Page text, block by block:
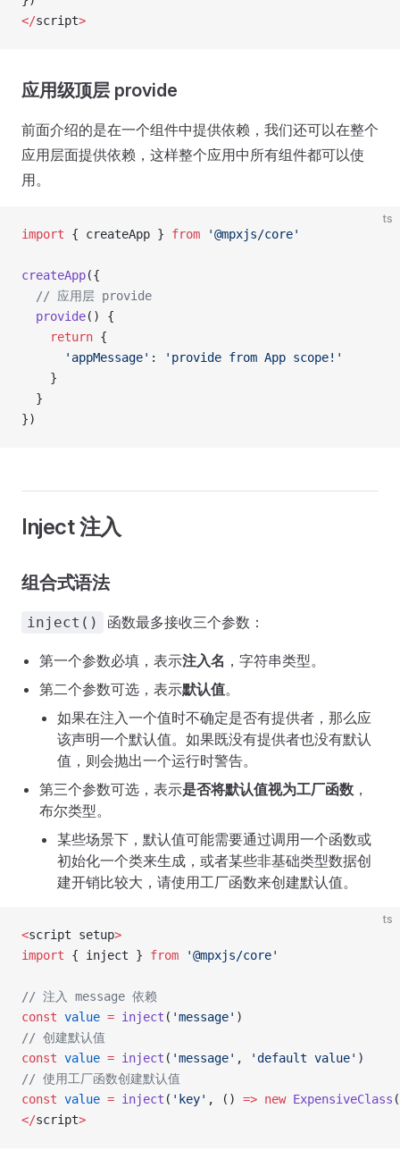
</script>
应用级顶层 provide
前面介绍的是在一个组件中提供依赖，我们还可以在整个
应用层面提供依赖，这样整个应用中所有组件都可以使
用。
ts
import { createApp } from '@mpxjs/core'
createApp({
  // 应用层 provide
  provide
() {
    return
{
      'appMessage'
:
'provide from App scope!'
    }
  }
})
Inject 注入
组合式语法
inject() 函数最多接收三个参数：
第一个参数必填，表示注入名 ，字符串类型。
第二个参数可选，表示默认值。
如果在注入一个值时不确定是否有提供者，那么应
该声明一个默认值。如果既没有提供者也没有默认
值，则会抛出一个运行时警告。
第三个参数可选，表示是否将默认值视为工厂函数 ，
布尔类型。
某些场景下，默认值可能需要通过调用一个函数或
初始化一个类来生成，或者某些非基础类型数据创
建开销比较大，请使用工厂函数来创建默认值。
ts
<script setup>
import { inject } from '@mpxjs/core'
// 注入 message 依赖
const value = inject ( 'message' )
// 创建默认值
const value = inject ( 'message' , 'default value' )
// 使用工厂函数创建默认值
const value = inject ( 'key' , () => new ExpensiveClass
</script>